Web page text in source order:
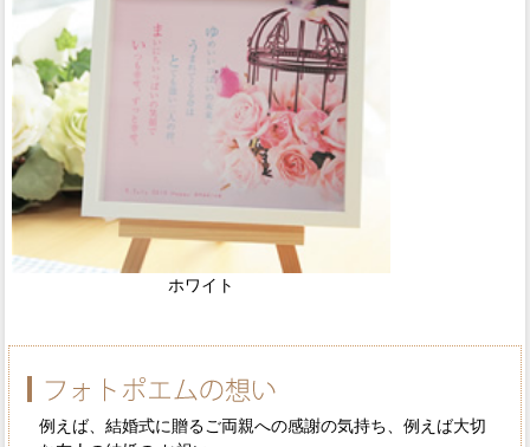
ホワイト
例えば、結婚式に贈るご両親への感謝の気持ち、例えば大切